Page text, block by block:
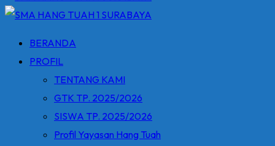
BERANDA
PROFIL
TENTANG KAMI
GTK TP. 2025/2026
SISWA TP. 2025/2026
Profil Yayasan Hang Tuah